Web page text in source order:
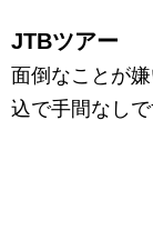
JTBツアー
面倒なことが
込で手間なしで